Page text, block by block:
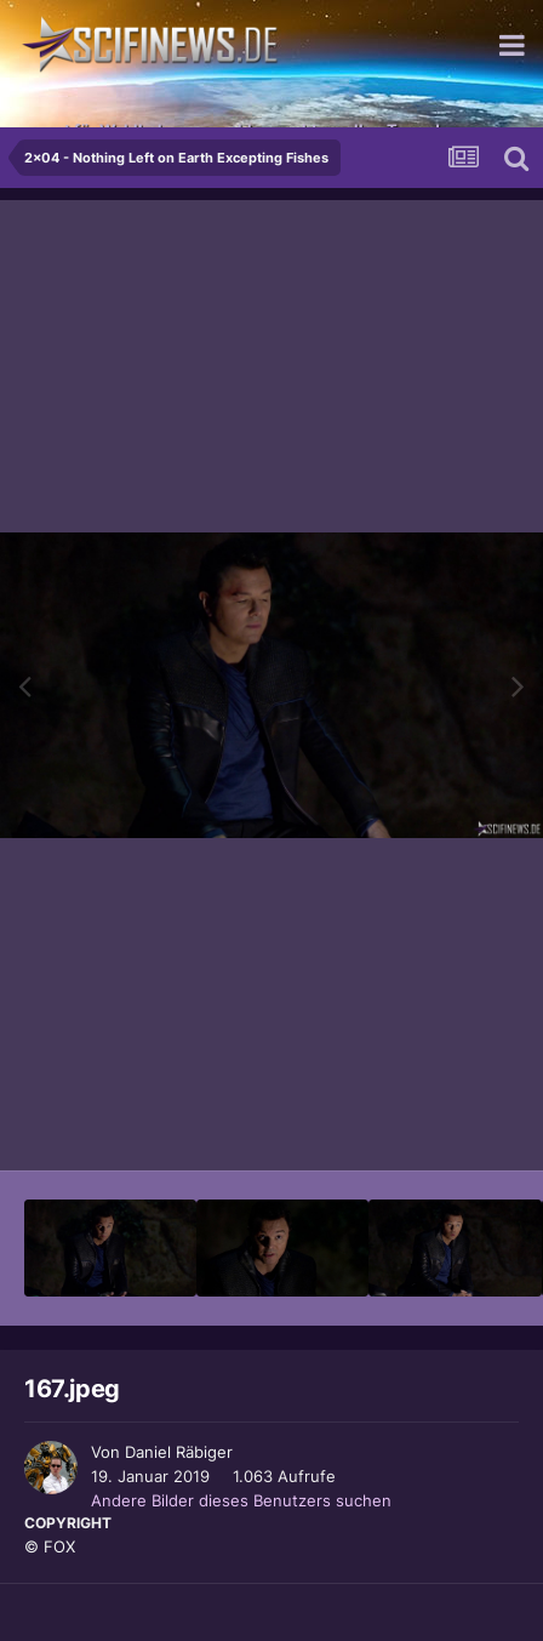
sorgt für Wohlbehagen, wohlgemerkt an allen Tagen!
2x04 - Nothing Left on Earth Excepting Fishes
167.jpeg
Von Daniel Räbiger
19. Januar 2019
1.063 Aufrufe
Andere Bilder dieses Benutzers suchen
COPYRIGHT
© FOX